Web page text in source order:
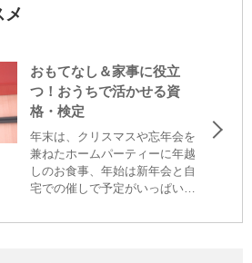
メ
おもてなし＆家事に役立
つ！おうちで活かせる資
格・検定
年末は、クリスマスや忘年会を
兼ねたホームパーティーに年越
しのお食事、年始は新年会と自
宅での催しで予定がいっぱいに
の大掃除もあり、家事の時間が